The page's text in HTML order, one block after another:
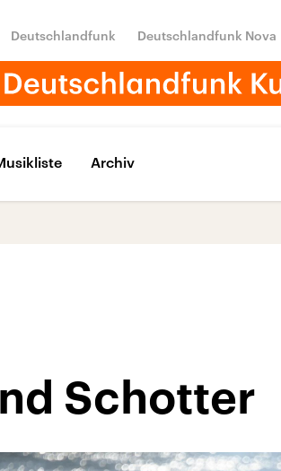
Deutschlandfunk Deutschlandfunk Nova
Archiv
Schotter